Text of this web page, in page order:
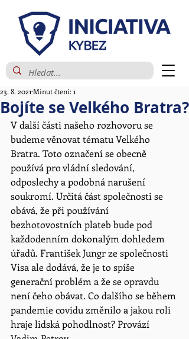
Bojíte se Velkého Bratra?
23. 8. 2021 Minut čtení: 1
V další části našeho rozhovoru se
budeme věnovat tématu Velkého
Bratra. Toto označení se obecně
používá pro vládní sledování,
odposlechy a podobná narušení
soukromí. Určitá část společnosti se
obává, že při používání
bezhotovostních plateb bude pod
každodenním dokonalým dohledem
úřadů. František Jungr ze společnosti
Visa ale dodává, že je to spíše
generační problém a že se opravdu
není čeho obávat. Co dalšího se během
pandemie covidu změnilo a jakou roli
hraje lidská pohodlnost? Provází